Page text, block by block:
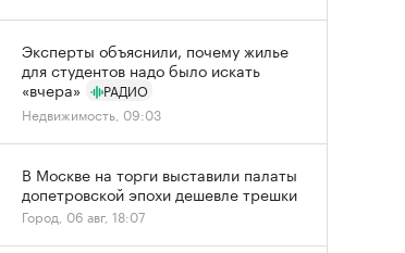
Эксперты объяснили, почему жилье
для студентов надо было искать
«вчера»
РАДИО
Недвижимость, 09:03
В Москве на торги выставили палаты
допетровской эпохи дешевле трешки
Город, 06 авг, 18:07